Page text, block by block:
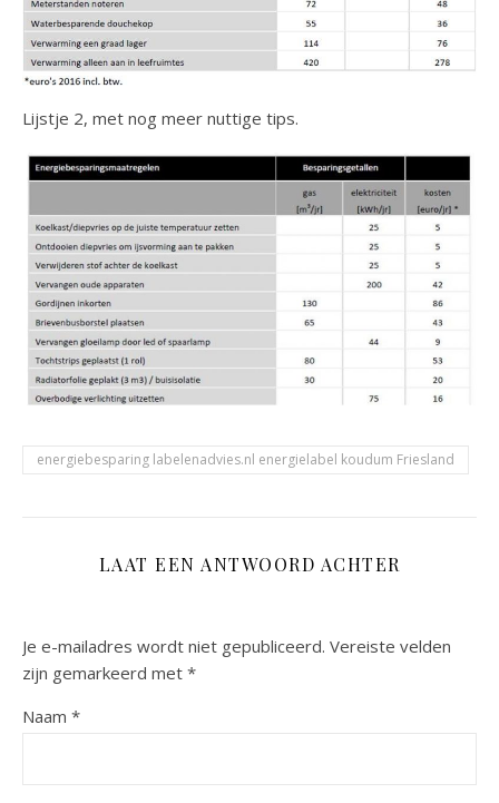
Lijstje 2, met nog meer nuttige tips.
energiebesparing labelenadvies.nl energielabel koudum Friesland
LAAT EEN ANTWOORD ACHTER
Je e-mailadres wordt niet gepubliceerd. Vereiste velden
zijn gemarkeerd met *
Naam *